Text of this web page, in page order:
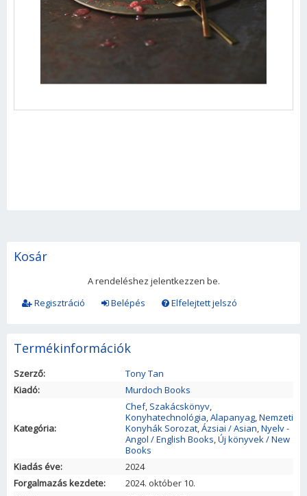
Kosár
A rendeléshez jelentkezzen be.
Regisztráció
Belépés Elfelejtett jelszó
Termékinformációk
Szerző:
Tony Tan
Kiadó:
Murdoch Books
Kategória:
Chef, Szakácskönyv
Konyhatechnológia Alapanyag Nemzeti
Konyhák Sorozat Ázsiai / Asian Nyelv -
Angol / English Books Új könyvek / New
Books
Kiadás éve:
2024
Forgalmazás kezdete:
2024. október 10.